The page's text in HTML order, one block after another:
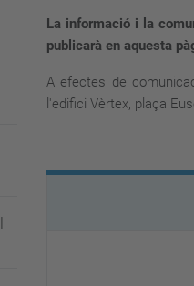
La informació i la
publicarà en aquesta
A efectes de
l'edifici Vèrtex, plaça